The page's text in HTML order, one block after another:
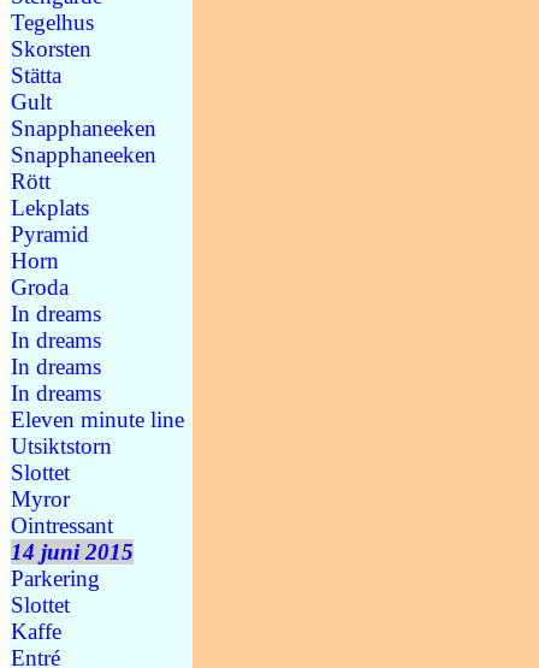
Tegelhus
Skorsten
Stätta
Gult
Snapphaneeken
Snapphaneeken
Rött
Lekplats
Pyramid
Horn
Groda
In dreams
In dreams
In dreams
In dreams
Eleven minute line
Utsiktstorn
Slottet
Myror
Ointressant
14 juni 2015
Parkering
Slottet
Kaffe
Entré